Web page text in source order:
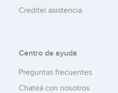
Creditel asistencia
Centro de ayuda
Preguntas frecuentes
Chateá con nosotros